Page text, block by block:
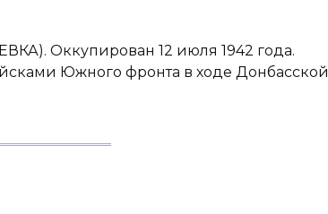
Оккупирован 12 июля 1942 года.
Южного фронта в ходе Донбасской